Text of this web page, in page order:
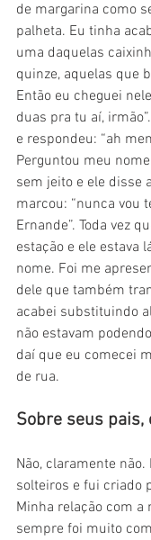
de margarina como
palheta. Eu tinha
uma daquelas
quinze, aquelas que
Então eu cheguei
duas pra tu aí,
e respondeu: “ah
Perguntou meu
sem jeito e ele disse
marcou: “nunca vou
Ernande”. Toda vez
estação e ele estava
nome. Foi me
dele que também
acabei substituindo
não estavam
daí que eu comecei
de rua.
Sobre seus pais,
Não, claramente
solteiros e fui criado
Minha relação com a
sempre foi muito